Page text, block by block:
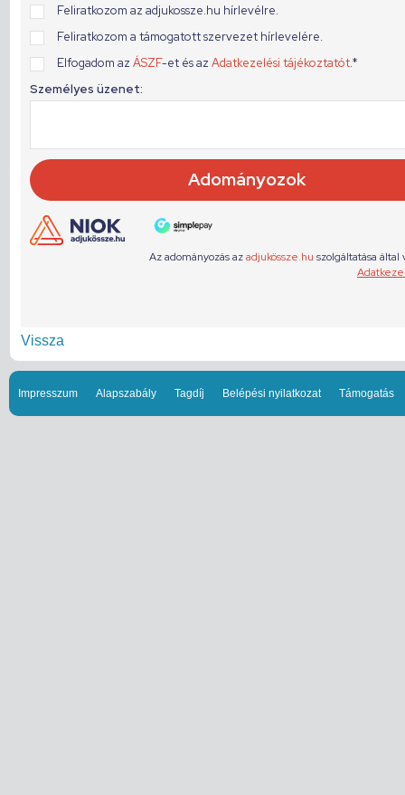
Vissza
Impresszum Alapszabály Tagdíj Belépési nyilatkozat Támogatás